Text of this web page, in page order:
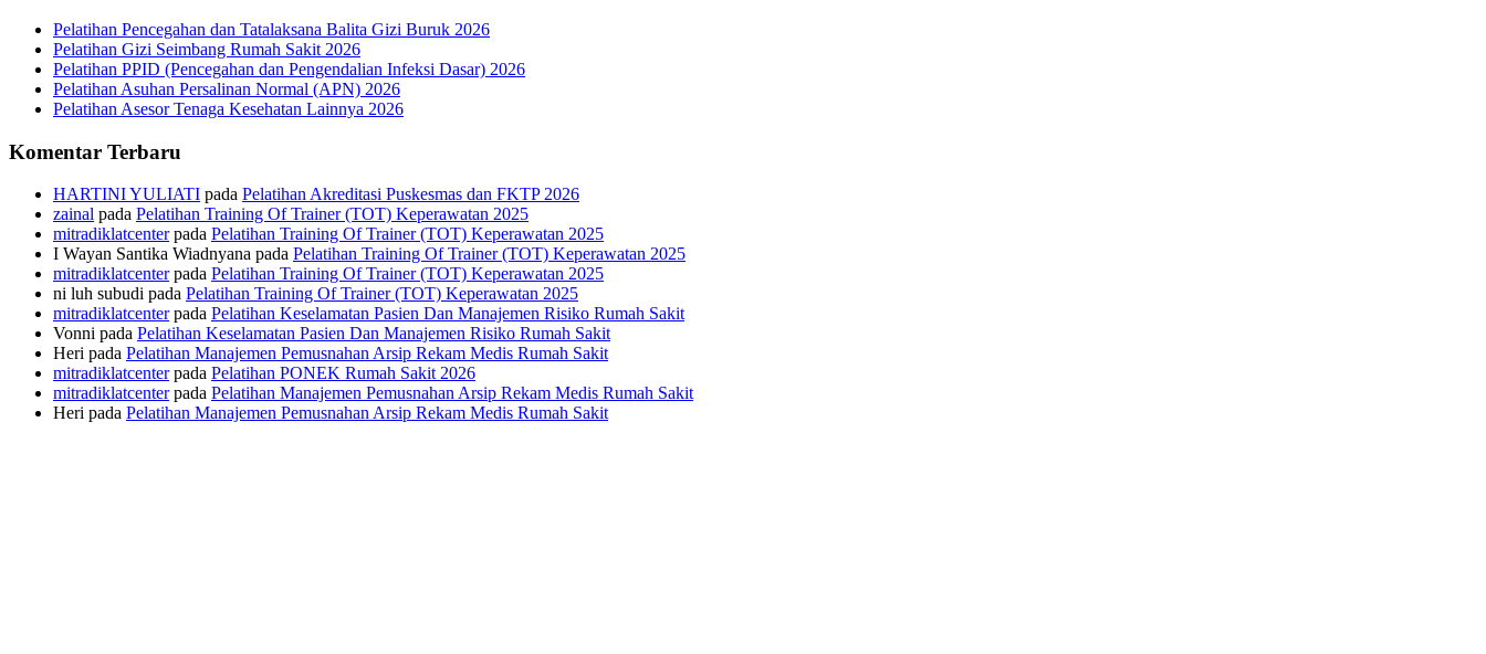
Pelatihan Pencegahan dan Tatalaksana Balita Gizi Buruk 2026
Pelatihan Gizi Seimbang Rumah Sakit 2026
Pelatihan PPID (Pencegahan dan Pengendalian Infeksi Dasar) 2026
Pelatihan Asuhan Persalinan Normal (APN) 2026
Pelatihan Asesor Tenaga Kesehatan Lainnya 2026
Komentar Terbaru
HARTINI YULIATI pada Pelatihan Akreditasi Puskesmas dan FKTP 2026
zainal pada Pelatihan Training Of Trainer (TOT) Keperawatan 2025
mitradiklatcenterpada Pelatihan Training Of Trainer (TOT) Keperawatan 2025
I Wayan Santika Wiadnyana pada Pelatihan Training Of Trainer (TOT) Keperawatan 2025
mitradiklatcenterpada Pelatihan Training Of Trainer (TOT) Keperawatan 2025
ni luh subudi pada Pelatihan Training Of Trainer (TOT) Keperawatan 2025
mitradiklatcenterpada Pelatihan Keselamatan Pasien Dan Manajemen Risiko Rumah Sakit
Vonni pada Pelatihan Keselamatan Pasien Dan Manajemen Risiko Rumah Sakit
Heri pada Pelatihan Manajemen Pemusnahan Arsip Rekam Medis Rumah Sakit
mitradiklatcenterpada Pelatihan PONEK Rumah Sakit 2026
mitradiklatcenterpada Pelatihan Manajemen Pemusnahan Arsip Rekam Medis Rumah Sakit
Heri pada Pelatihan Manajemen Pemusnahan Arsip Rekam Medis Rumah Sakit